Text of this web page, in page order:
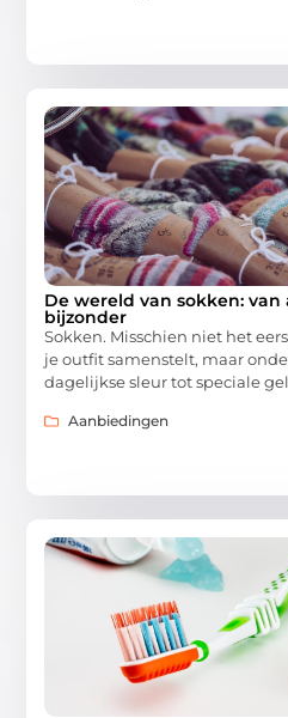
De wereld van sokken:
bijzonder
Sokken. Misschien niet het
je outfit samenstelt, maar
dagelijkse sleur tot speciale
Aanbiedingen